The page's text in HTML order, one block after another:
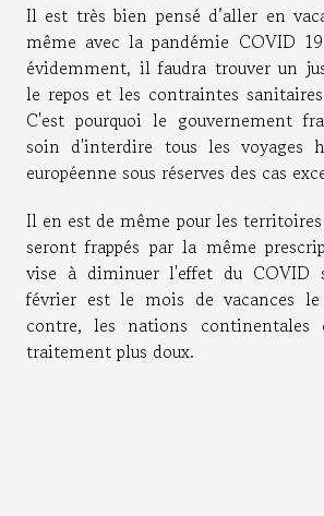
Il est très bien pensé d’aller en
même avec la pandémie COVID
évidemment, il faudra trouver un
le repos et les contraintes
C'est pourquoi le gouvernement
soin d'interdire tous les voyages
européenne sous réserves des cas
Il en est de même pour les
seront frappés par la même
vise à diminuer l'effet du COVID
février est le mois de vacances
contre, les nations continentales
traitement plus doux.